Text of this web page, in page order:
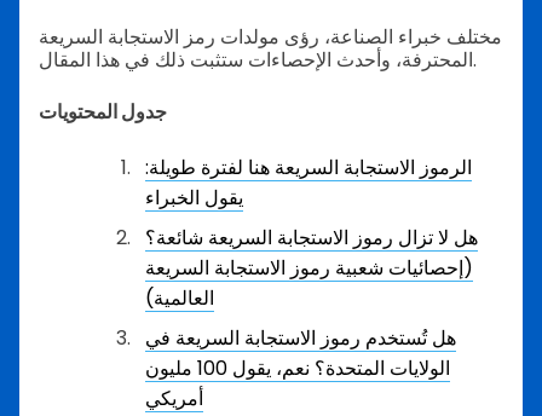
مختلف خبراء الصناعة، رؤى مولدات رمز الاستجابة السريعة
المحترفة، وأحدث الإحصاءات ستثبت ذلك في هذا المقال.
جدول المحتويات
الرموز الاستجابة السريعة هنا لفترة طويلة:
يقول الخبراء
هل لا تزال رموز الاستجابة السريعة شائعة؟
(إحصائيات شعبية رموز الاستجابة السريعة
العالمية)
هل تُستخدم رموز الاستجابة السريعة في
الولايات المتحدة؟ نعم، يقول 100 مليون
أمريكي